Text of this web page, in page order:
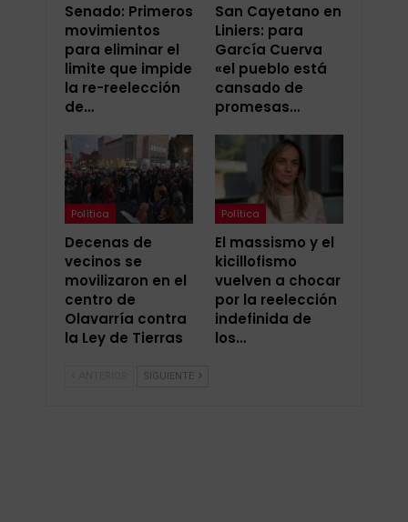
Senado: Primeros
movimientos
para eliminar el
limite que impide
la re-reelección
de…
San Cayetano en
Liniers: para
García Cuerva
«el pueblo está
cansado de
promesas…
Política
Decenas de
vecinos se
movilizaron en el
centro de
Olavarría contra
la Ley de Tierras
Política
El massismo y el
kicillofismo
vuelven a chocar
por la reelección
indefinida de
los…
SIGUIENTE